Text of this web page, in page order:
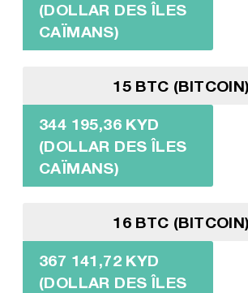
(DOLLAR DES ÎLES
CAÏMANS)
15 BTC (BITCOIN)
344 195,36 KYD
(DOLLAR DES ÎLES
CAÏMANS)
16 BTC (BITCOIN)
367 141,72 KYD
(DOLLAR DES ÎLES